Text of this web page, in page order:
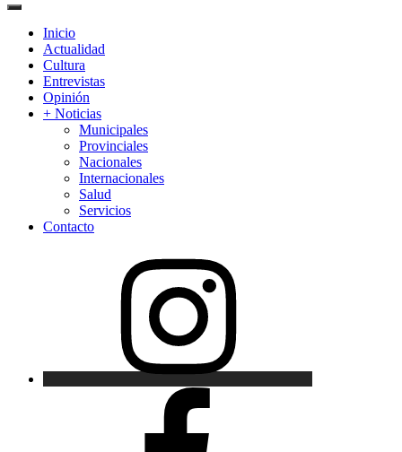
Primary
Inicio
Actualidad
Cultura
Entrevistas
Opinión
+ Noticias
Municipales
Provinciales
Nacionales
Internacionales
Salud
Servicios
Contacto